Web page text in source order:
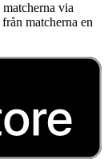
via
matcherna en